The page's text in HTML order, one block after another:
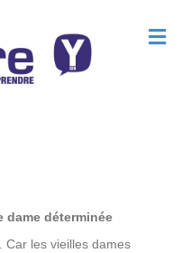
M
e
dame déterminée
Car les vieilles dames